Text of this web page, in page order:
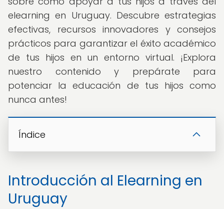
elearning en Uruguay. Descubre estrategias
efectivas, recursos innovadores y consejos
prácticos para garantizar el éxito académico
de tus hijos en un entorno virtual. ¡Explora
nuestro contenido y prepárate para
potenciar la educación de tus hijos como
nunca antes!
Índice
Introducción al Elearning en
Uruguay